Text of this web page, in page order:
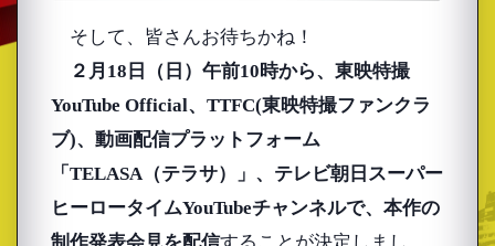
そして、皆さんお待ちかね！
２月18日（日）午前10時から、東映特撮
YouTube Official、TTFC(東映特撮ファンクラ
ブ)、動画配信プラットフォーム
「TELASA（テラサ）」、テレビ朝日スーパー
ヒーロータイムYouTubeチャンネルで、本作の
制作発表会見を配信することが決定しまし